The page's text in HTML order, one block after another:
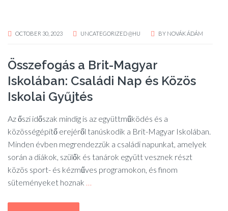
OCTOBER 30, 2023 UNCATEGORIZED @HU BY NOVÁK ÁDÁM
Összefogás a Brit-Magyar
Iskolában: Családi Nap és Közös
Iskolai Gyűjtés
Az őszi időszak mindig is az együttműködés és a
közösségépítő erejéről tanúskodik a Brit-Magyar Iskolában.
Minden évben megrendezzük a családi napunkat, amelyek
során a diákok, szülők és tanárok együtt vesznek részt
közös sport- és kézműves programokon, és finom
süteményeket hoznak …